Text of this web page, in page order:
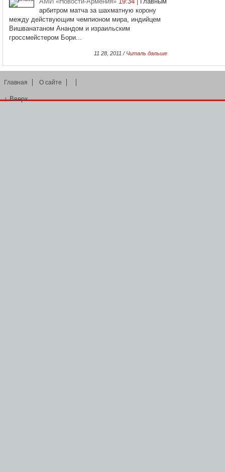
арбитром матча за шахматную корону
между действующим чемпионом мира, индийцем
Вишванатаном Анандом и израильским
гроссмейстером Бори...
11 28, 2011 / Читаль дальше
Главная О сайте
↑Вверх